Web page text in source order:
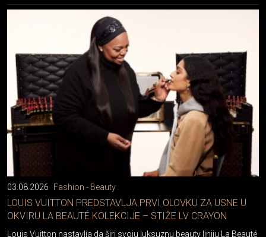
03.08.2026 Fashion - Beauty
LOUIS VUITTON PREDSTAVLJA PRVI OLOVKU ZA USNE U
OKVIRU LA BEAUTÉ KOLEKCIJE – STIŽE LV CRAYON
Louis Vuitton nastavlja da širi svoju luksuznu beauty liniju La Beauté